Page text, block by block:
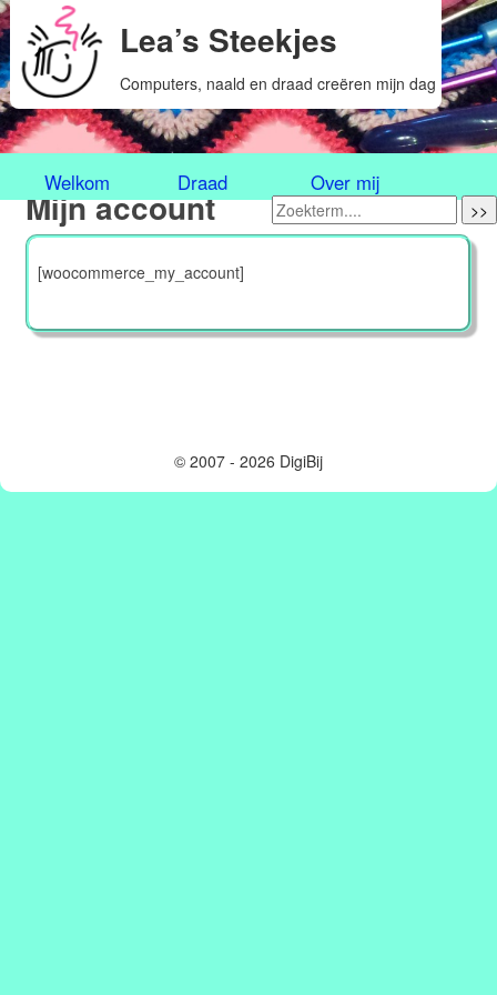
Lea’s Steekjes
Computers, naald en draad creëren mijn dag
Welkom Draad Over mij
>>
Mijn account
[woocommerce_my_account]
© 2007 - 2026 DigiBij